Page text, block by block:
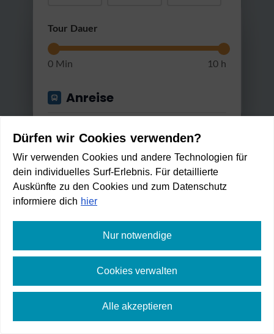
RatterRatter...
Zur Wallfahrtskirche St. Anton
Schwer 30 min 57 m
3 min 1min
Tour Dauer
0 Min 10 h
Anreise
Gut erreichbar mit...
Umstiege
Max. 2 Umstiege
Min. / Max. Reisezeit
Anwenden
Vollbild
Dürfen wir Cookies verwenden?
Wir verwenden Cookies und andere Technologien für
dein individuelles Surf-Erlebnis. Für detaillierte
Auskünfte zu den Cookies und zum Datenschutz
informiere dich hier
Nur notwendige
Cookies verwalten
Alle akzeptieren